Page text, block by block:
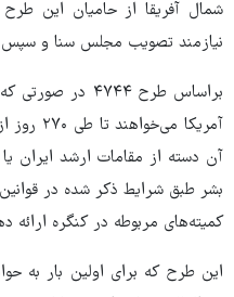
شمال آفریقا از حامیان این
نیازمند تصویب مجلس سنا و
براساس طرح
آمریکا
آن دسته از مقامات ارشد ایران
بشر طبق شرایط ذکر شده در
کمیته‌های مربوطه در کنگره ارائه